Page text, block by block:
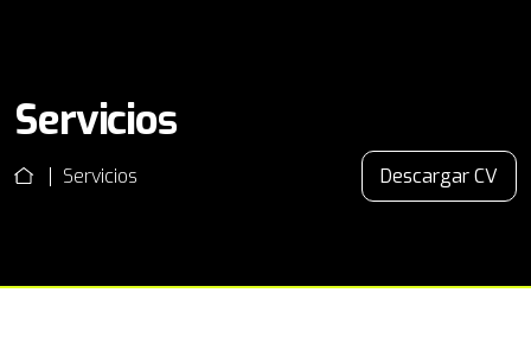
Servicios
Servicios Descargar CV